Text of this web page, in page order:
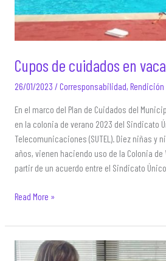
Cupos de cuidados en
26/01/2023 /Corresponsabilidad,
En el marco del Plan de Cuidados del
en la colonia de verano 2023 del Sindicato
Telecomunicaciones (SUTEL). Diez niñas y
años, vienen haciendo uso de la Colonia de
partir de un acuerdo entre el Sindicato
Cupos
cuidados
en
vacaciones
Read More »